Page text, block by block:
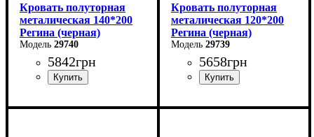
Кровать полуторная
металическая 140*200
Регина (черная)
29740
5842грн
Ширина: 140 см
Кровать полуторная
металическая 120*200
Регина (черная)
29739
5658грн
Ширина: 120 см